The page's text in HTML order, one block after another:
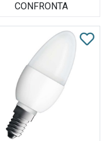
CONFRONTA